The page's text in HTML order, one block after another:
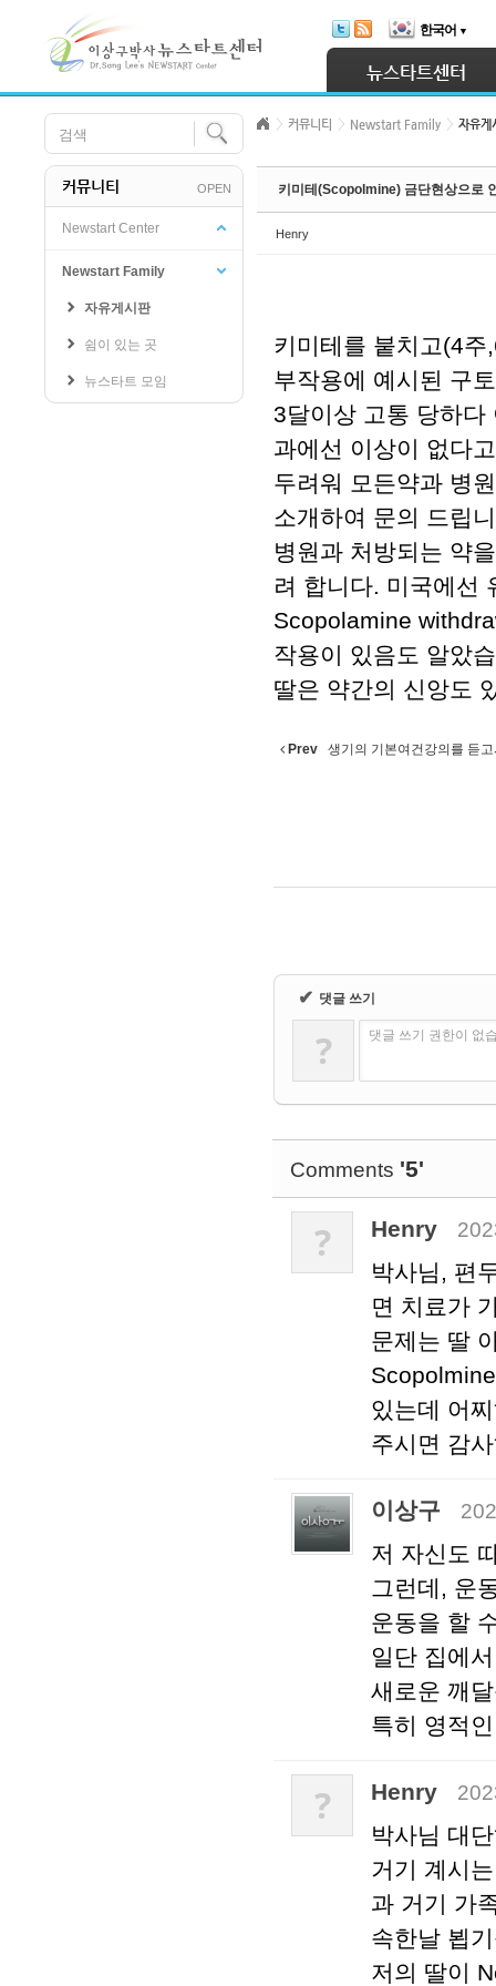
한국어 ▼
뉴스타트센터
커뮤니티 OPEN
Newstart Center
Newstart Family
자유게시판
쉼이 있는 곳
뉴스타트 모임
커뮤니티 Newstart Family 자유게
키미테(Scopolmine) 금단현상으로
Henry
키미테를 붙치고(4
부작용에 예시된 구
3달이상 고통 당하다
과에선 이상이 없다
두려워 모든약과 병
소개하여 문의 드립
병원과 처방되는 약
려 합니다. 미국에선
Scopolamine
작용이 있음도 알았
딸은 약간의 신앙도
Prev 생기의 기본여건강의를 듣
✔ 댓글 쓰기
? 댓글 쓰기 권한이 없
Comments '5'
? Henry
박사님, 편
면 치료가
문제는 딸
있는데 어
주시면 감
이상구
저 자신도
그런데, 운
운동을 할
일단 집에
새로운 깨
특히 영적
? Henry
박사님 대
거기 계시
과 거기 가
속한날 뵙
저의 딸이
Sketchbook5, 스케치북5
Sketchbook5, 스케치북5